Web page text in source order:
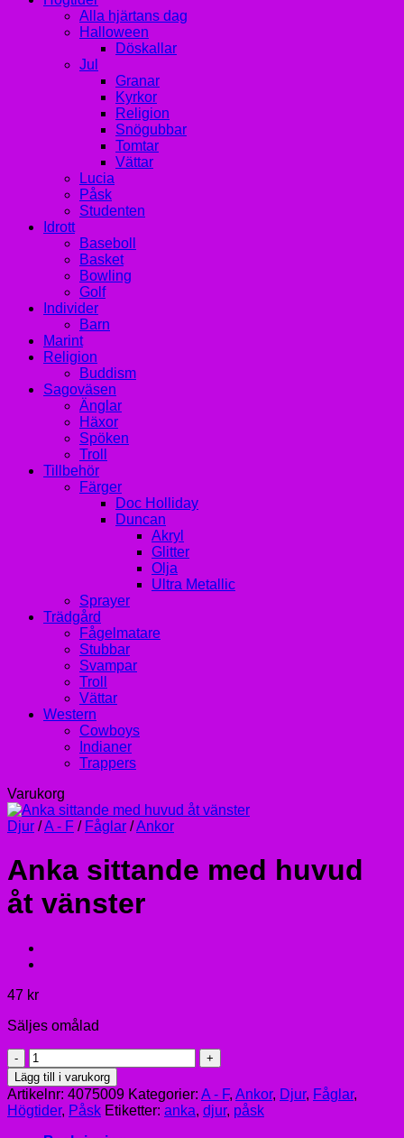
Alla hjärtans dag
Halloween
Döskallar
Jul
Granar
Kyrkor
Religion
Snögubbar
Tomtar
Vättar
Lucia
Påsk
Studenten
Idrott
Baseboll
Basket
Bowling
Golf
Individer
Barn
Marint
Religion
Buddism
Sagoväsen
Änglar
Häxor
Spöken
Troll
Tillbehör
Färger
Doc Holliday
Duncan
Akryl
Glitter
Olja
Ultra Metallic
Sprayer
Trädgård
Fågelmatare
Stubbar
Svampar
Troll
Vättar
Western
Cowboys
Indianer
Trappers
Varukorg
Djur /A - F / Fåglar /Ankor
Anka sittande med huvud
åt vänster
47 kr
Säljes omålad
Anka
sittande
med
huvud
åt
Lägg till i varukorg
Artikelnr: 4075009 Kategorier: A - F, Ankor, Djur, Fåglar,
Högtider, Påsk Etiketter: anka, djur, påsk